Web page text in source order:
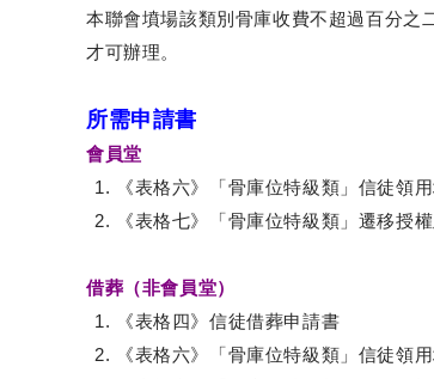
本聯會墳場該類別骨庫收費不超過百分之
才可辦理。
所需申請書
會員堂
《表格六》「骨庫位特級類」信徒領
《表格七》「骨庫位特級類」遷移授
借葬（非會員堂）
《表格四》信徒借葬申請書
《表格六》「骨庫位特級類」信徒領